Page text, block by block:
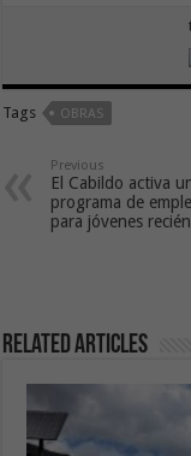
Tags OBRAS
Previous
El Cabildo activa
programa de
para jóvenes
Related Articles